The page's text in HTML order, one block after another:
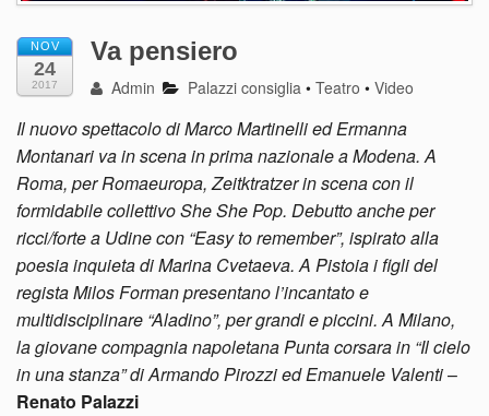
NOV
24
2017
Va pensiero
Admin Palazzi consiglia •Teatro •Video
Il nuovo spettacolo di Marco Martinelli ed Ermanna
Montanari va in scena in prima nazionale a Modena. A
Roma, per Romaeuropa, Zeitktratzer in scena con il
formidabile collettivo She She Pop. Debutto anche per
ricci/forte a Udine con “Easy to remember”, ispirato alla
poesia inquieta di Marina Cvetaeva. A Pistoia i figli del
regista Milos Forman presentano l’incantato e
multidisciplinare “Aladino”, per grandi e piccini. A Milano,
la giovane compagnia napoletana Punta corsara in “Il cielo
in una stanza” di Armando Pirozzi ed Emanuele Valenti–
Renato Palazzi